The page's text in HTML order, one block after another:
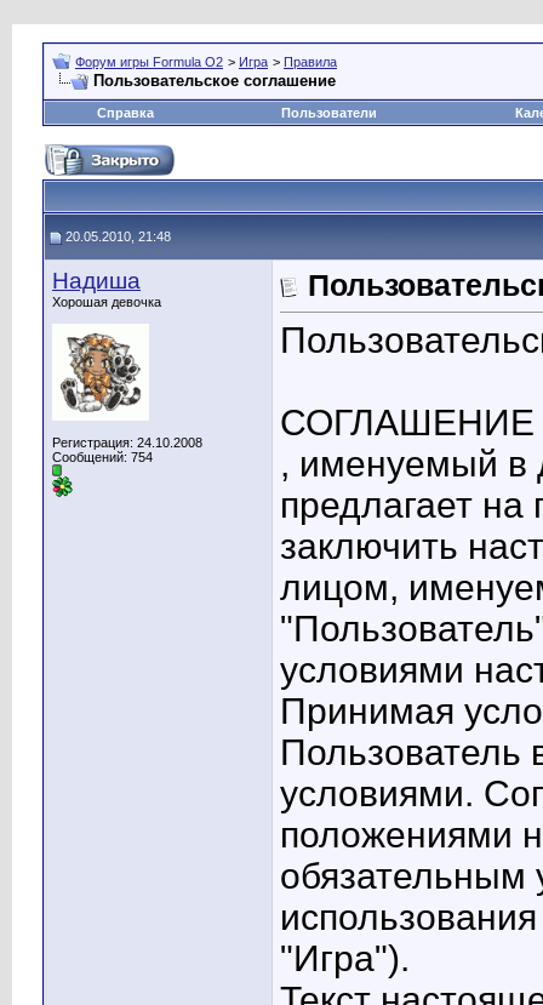
Форум игры Formula O2 > Игра > Правила
Пользовательское соглашение
Справка Пользователи
20.05.2010, 21:48
Надиша
Хорошая девочка
Регистрация: 24.10.2008
Сообщений: 754
СОГЛАШЕНИЕ
, именуемый в
предлагает
заключить
лицом,
условиями
Принимая
Пользователь
условиями.
положениями
обязательным
"Игра").